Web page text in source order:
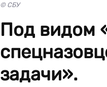
© СБУ
Под видом
задачи».